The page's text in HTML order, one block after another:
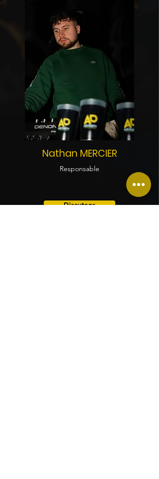
Nathan MERCIER
Responsable
Discutons